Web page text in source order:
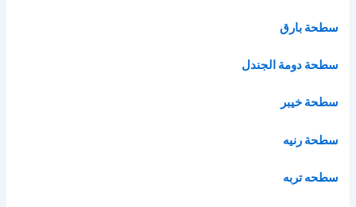
سطحة بارق
سطحة دومة الجندل
سطحة خيبر
سطحة رنيه
سطحه تربه